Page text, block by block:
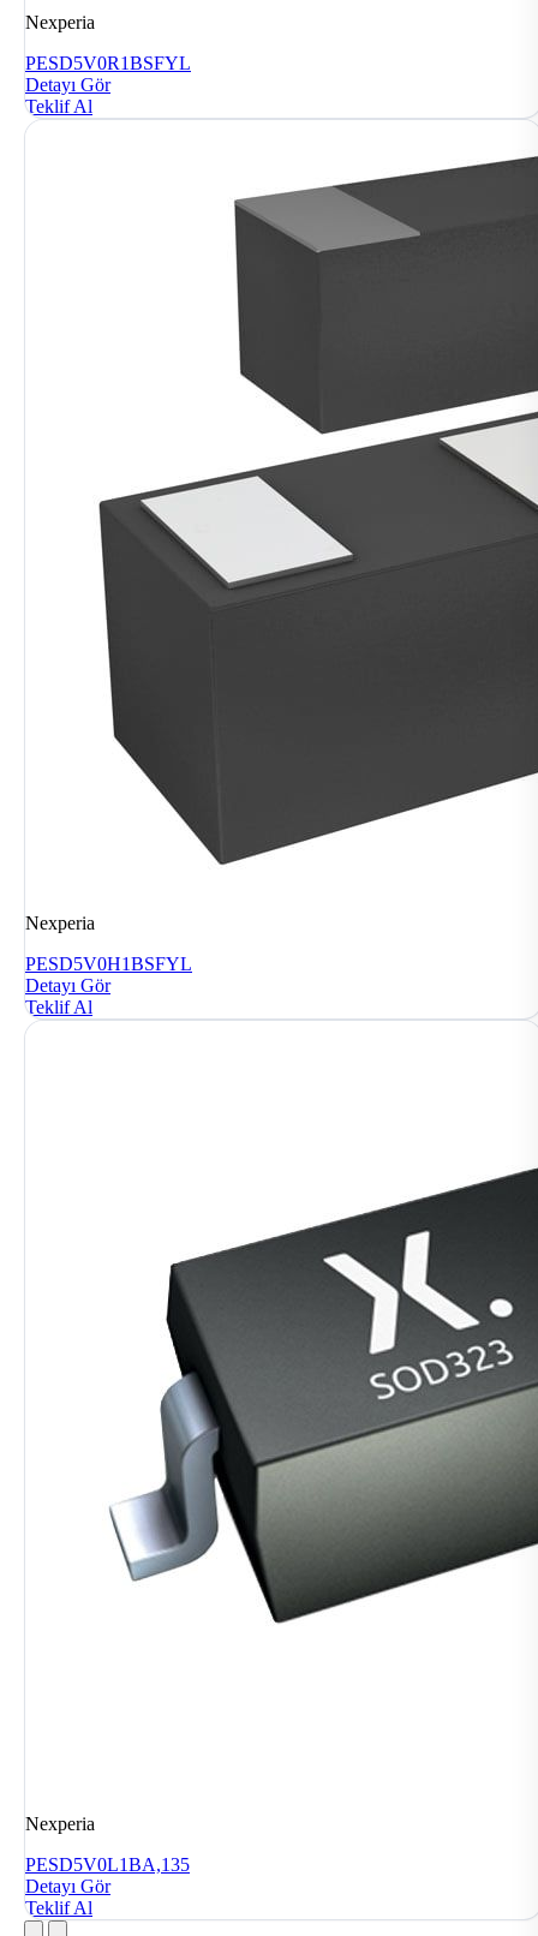
Nexperia
PESD5V0R1BSFYL
Detayı Gör
Teklif Al
Nexperia
PESD5V0H1BSFYL
Detayı Gör
Teklif Al
Nexperia
PESD5V0L1BA,135
Detayı Gör
Teklif Al